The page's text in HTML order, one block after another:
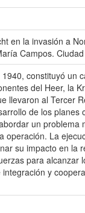
en la invasión a
Campos.
constituyó
del Heer,
llevaron al
de los
un
La
su impacto en
para
y